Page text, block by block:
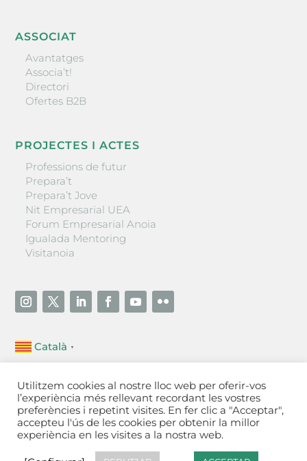
ASSOCIAT
Avantatges
Associa’t!
Directori
Ofertes B2B
PROJECTES I ACTES
Professions de futur
Prepara’t
Prepara’t Jove
Nit Empresarial UEA
Forum Empresarial Anoia
Igualada Mentoring
Visitanoia
Català ▼
Unió Empresarial de l’Anoia (UEA)
Ctra. de Manresa, 131, 08700 – Igualada(Barcelona)
Tel 93 805 22 92
Contactar
de cookies [Configurar]
Utilitzem cookies al nostre lloc web per oferir-vos
l’experiència més rellevant recordant les vostres
preferències i repetint visites. En fer clic a "Acceptar",
accepteu l'ús de les cookies per obtenir la millor
experiència en les visites a la nostra web.